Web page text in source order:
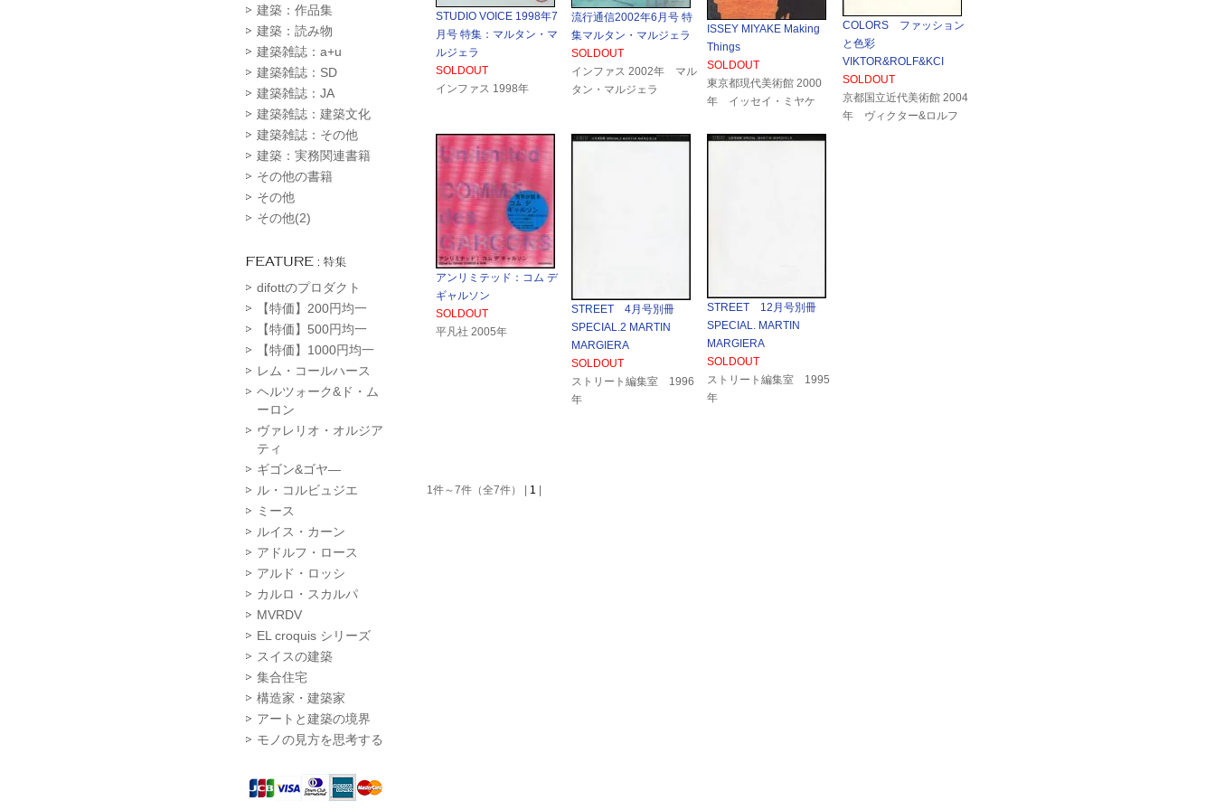
建築：作品集
建築：読み物
建築雑誌：a+u
建築雑誌：SD
建築雑誌：JA
建築雑誌：建築文化
建築雑誌：その他
建築：実務関連書籍
その他の書籍
その他
その他(2)
difottのプロダクト
【特価】200円均一
【特価】500円均一
【特価】1000円均一
レム・コールハース
ヘルツォーク&ド・ム
ーロン
ヴァレリオ・オルジア
ティ
ギゴン&ゴヤ―
ル・コルビュジエ
ミース
ルイス・カーン
アドルフ・ロース
アルド・ロッシ
カルロ・スカルパ
MVRDV
EL croquis シリーズ
スイスの建築
集合住宅
構造家・建築家
アートと建築の境界
モノの見方を思考する
STUDIO VOICE 1998年7
月号 特集：マルタン・マ
ルジェラ
SOLDOUT
インファス 1998年
流行通信2002年6月号 特
集マルタン・マルジェラ
SOLDOUT
インファス 2002年 マル
タン・マルジェラ
ISSEY MIYAKE Making
Things
SOLDOUT
東京都現代美術館 2000
年 イッセイ・ミヤケ
COLORS ファッション
と色彩
VIKTOR&ROLF&KCI
SOLDOUT
京都国立近代美術館 2004
年 ヴィクター&ロルフ
アンリミテッド：コム デ
ギャルソン
SOLDOUT
平凡社 2005年
STREET 4月号別冊
SPECIAL.2 MARTIN
MARGIERA
SOLDOUT
ストリート編集室 1996
年
STREET 12月号別冊
SPECIAL. MARTIN
MARGIERA
SOLDOUT
ストリート編集室 1995
年
1件～7件（全7件） | 1